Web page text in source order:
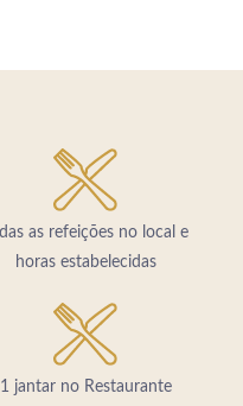
as refeições no local e
horas estabelecidas
1 jantar no Restaurante